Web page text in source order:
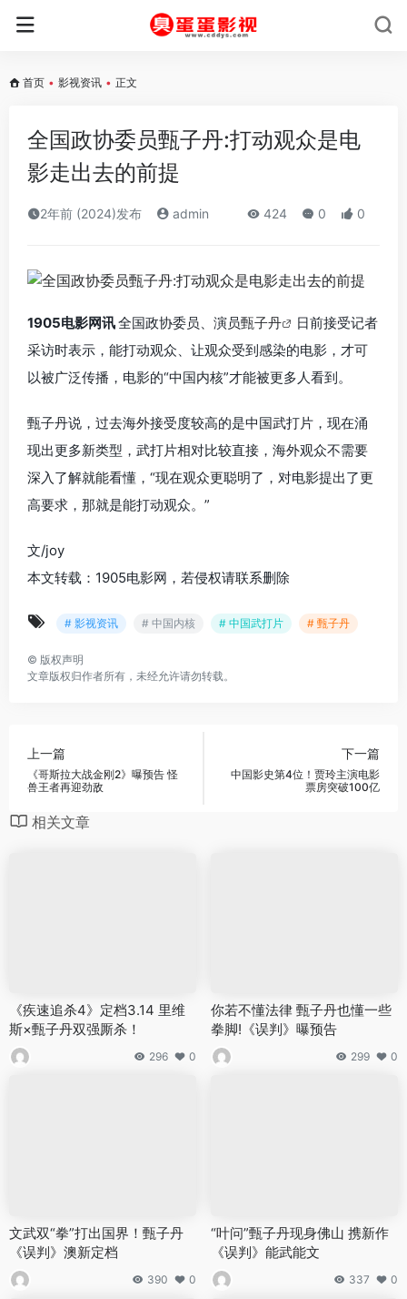
首页 • 影视资讯 • 正文
全国政协委员甄子丹:打动观众是电
影走出去的前提
2年前 (2024)发布 admin 424 0 0
1905电影网讯全国政协委员、演员甄子丹
日前接受记者
采访时表示，能打动观众、让观众受到感染的电影，才可
以被广泛传播，电影的“中国内核”才能被更多人看到。
甄子丹说，过去海外接受度较高的是中国武打片，现在涌
现出更多新类型，武打片相对比较直接，海外观众不需要
深入了解就能看懂，“现在观众更聪明了，对电影提出了更
高要求，那就是能打动观众。”
文/joy
本文转载：1905电影网，若侵权请联系删除
# 影视资讯 # 中国内核 # 中国武打片 # 甄子丹
© 版权声明
文章版权归作者所有，未经允许请勿转载。
上一篇
《哥斯拉大战金刚2》曝预告 怪
兽王者再迎劲敌
下一篇
中国影史第4位！贾玲主演电影
票房突破100亿
相关文章
《疾速追杀4》定档3.14 里维
斯×甄子丹双强厮杀！
296 0
你若不懂法律 甄子丹也懂一些
拳脚!《误判》曝预告
299 0
文武双“拳”打出国界！甄子丹
《误判》澳新定档
390 0
“叶问”甄子丹现身佛山 携新作
《误判》能武能文
337 0